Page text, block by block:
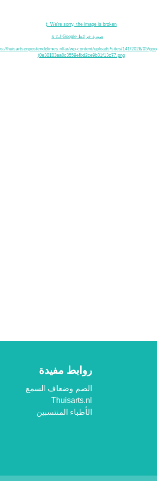
روابط مفيدة
الصم وضعاف السمع
Thuisarts.nl
الأطباء المنتسبين